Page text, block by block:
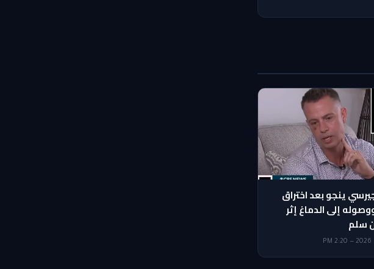
ينجو بعد اختراق
إلى الدماغ إثر
سلم